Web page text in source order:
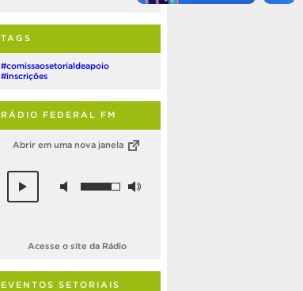
TAGS
#comissaosetorialdeapoio
#inscrições
RÁDIO FEDERAL FM
Abrir em uma nova janela
Acesse o site da Rádio
EVENTOS SETORIAIS